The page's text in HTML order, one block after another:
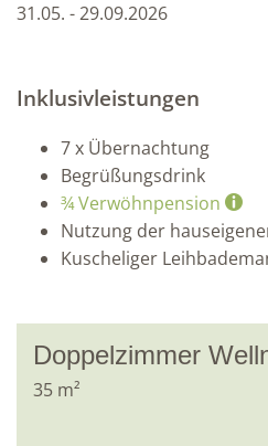
31.05. - 29.09.2026
Inklusivleistungen
7 x Übernachtung
Begrüßungsdrink
¾ Verwöhnpension
Nutzung der
Kuscheliger
Doppelzimmer
35 m²